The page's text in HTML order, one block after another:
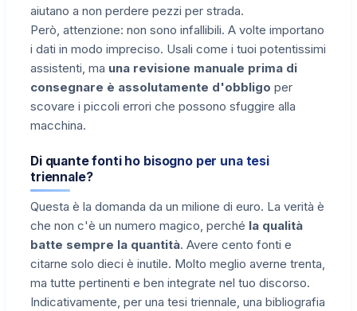
aiutano a non perdere pezzi per strada.
Però, attenzione: non sono infallibili. A volte importano
i dati in modo impreciso. Usali come i tuoi potentissimi
assistenti, ma una revisione manuale prima di
consegnare è assolutamente d'obbligo per
scovare i piccoli errori che possono sfuggire alla
macchina.
Di quante fonti ho bisogno per una tesi
triennale?
Questa è la domanda da un milione di euro. La verità è
che non c'è un numero magico, perché la qualità
batte sempre la quantità. Avere cento fonti e
citarne solo dieci è inutile. Molto meglio averne trenta,
ma tutte pertinenti e ben integrate nel tuo discorso.
Indicativamente, per una tesi triennale, una bibliografia